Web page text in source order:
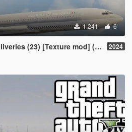
1.241 6
[Texture mod] (Mexico retro 90's) 2024